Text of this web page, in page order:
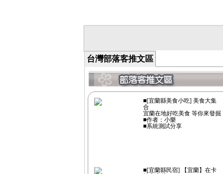
台灣部落客推文區
■[宜蘭縣美食小吃] 美食大集
合
宜蘭在地好吃美食 等你來發掘
■作者：小樂
■系統測試分享
■[宜蘭縣民宿] 【宜蘭】在卡